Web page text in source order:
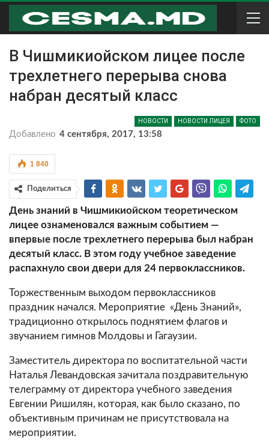
В Чишмикиойском лицее после
трехлетнего перерыва снова
набран десятый класс
НОВОСТИ НОВОСТИ ЛИЦЕЯ ФОТО
Добавлено 4 сентября, 2017, 13:58
1 840
Поделиться
День знаний в Чишмикиойском теоретическом
лицее ознаменовался важным событием —
впервые после трехлетнего перерыва был набран
десятый класс. В этом году учебное заведение
распахнуло свои двери для 24 первоклассников.
Торжественным выходом первоклассников
праздник начался. Мероприятие «День Знаний»,
традиционно открылось поднятием флагов и
звучанием гимнов Молдовы и Гагаузии.
Заместитель директора по воспитательной части
Наталья Левандовская зачитала поздравительную
телеграмму от директора учебного заведения
Евгении Ришилян, которая, как было сказано, по
объективным причинам не присутствовала на
мероприятии.